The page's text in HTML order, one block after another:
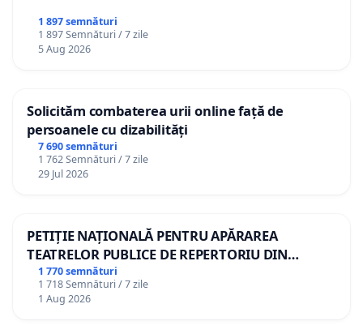
1 897 semnături
1 897 Semnături / 7 zile
5 Aug 2026
Solicităm combaterea urii online față de
persoanele cu dizabilități
7 690 semnături
1 762 Semnături / 7 zile
29 Jul 2026
PETIȚIE NAȚIONALĂ PENTRU APĂRAREA
TEATRELOR PUBLICE DE REPERTORIU DIN
ROMÂNIA
1 770 semnături
1 718 Semnături / 7 zile
1 Aug 2026